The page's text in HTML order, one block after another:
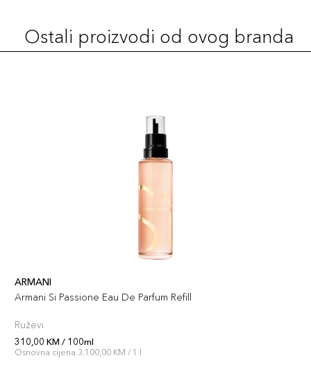
Ostali proizvodi od ovog branda
ARMANI
Armani Si Passione Eau De Parfum Refill
Ruževi
310,00 KM / 100ml
Osnovna cijena 3.100,00 KM / 1 l